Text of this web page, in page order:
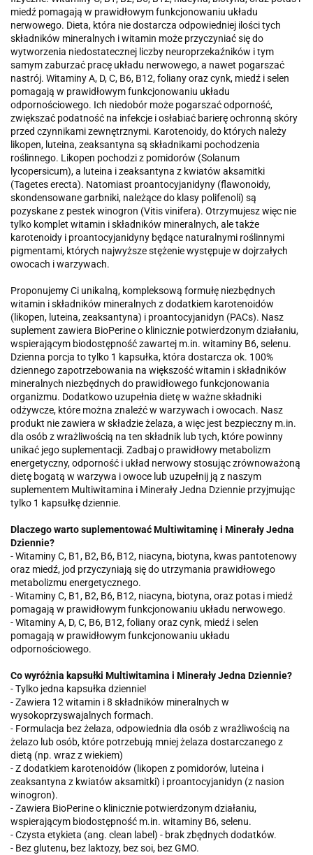
miedź pomagają w prawidłowym funkcjonowaniu układu
nerwowego. Dieta, która nie dostarcza odpowiedniej ilości tych
składników mineralnych i witamin może przyczyniać się do
wytworzenia niedostatecznej liczby neuroprzekaźników i tym
samym zaburzać pracę układu nerwowego, a nawet pogarszać
nastrój. Witaminy A, D, C, B6, B12, foliany oraz cynk, miedź i selen
pomagają w prawidłowym funkcjonowaniu układu
odpornościowego. Ich niedobór może pogarszać odporność,
zwiększać podatność na infekcje i osłabiać barierę ochronną skóry
przed czynnikami zewnętrznymi. Karotenoidy, do których należy
likopen, luteina, zeaksantyna są składnikami pochodzenia
roślinnego. Likopen pochodzi z pomidorów (Solanum
lycopersicum), a luteina i zeaksantyna z kwiatów aksamitki
(Tagetes erecta). Natomiast proantocyjanidyny (flawonoidy,
skondensowane garbniki, należące do klasy polifenoli) są
pozyskane z pestek winogron (Vitis vinifera). Otrzymujesz więc nie
tylko komplet witamin i składników mineralnych, ale także
karotenoidy i proantocyjanidyny będące naturalnymi roślinnymi
pigmentami, których najwyższe stężenie występuje w dojrzałych
owocach i warzywach.
Proponujemy Ci unikalną, kompleksową formułę niezbędnych
witamin i składników mineralnych z dodatkiem karotenoidów
(likopen, luteina, zeaksantyna) i proantocyjanidyn (PACs). Nasz
suplement zawiera BioPerine o klinicznie potwierdzonym działaniu,
wspierającym biodostępność zawartej m.in. witaminy B6, selenu.
Dzienna porcja to tylko 1 kapsułka, która dostarcza ok. 100%
dziennego zapotrzebowania na większość witamin i składników
mineralnych niezbędnych do prawidłowego funkcjonowania
organizmu. Dodatkowo uzupełnia dietę w ważne składniki
odżywcze, które można znaleźć w warzywach i owocach. Nasz
produkt nie zawiera w składzie żelaza, a więc jest bezpieczny m.in.
dla osób z wrażliwością na ten składnik lub tych, które powinny
unikać jego suplementacji. Zadbaj o prawidłowy metabolizm
energetyczny, odporność i układ nerwowy stosując zrównoważoną
dietę bogatą w warzywa i owoce lub uzupełnij ją z naszym
suplementem Multiwitamina i Minerały Jedna Dziennie przyjmując
tylko 1 kapsułkę dziennie.
Dlaczego warto suplementować Multiwitaminę i Minerały Jedna
Dziennie?
- Witaminy C, B1, B2, B6, B12, niacyna, biotyna, kwas pantotenowy
oraz miedź, jod przyczyniają się do utrzymania prawidłowego
metabolizmu energetycznego.
- Witaminy C, B1, B2, B6, B12, niacyna, biotyna, oraz potas i miedź
pomagają w prawidłowym funkcjonowaniu układu nerwowego.
- Witaminy A, D, C, B6, B12, foliany oraz cynk, miedź i selen
pomagają w prawidłowym funkcjonowaniu układu
odpornościowego.
Co wyróżnia kapsułki Multiwitamina i Minerały Jedna Dziennie?
- Tylko jedna kapsułka dziennie!
- Zawiera 12 witamin i 8 składników mineralnych w
wysokoprzyswajalnych formach.
- Formulacja bez żelaza, odpowiednia dla osób z wrażliwością na
żelazo lub osób, które potrzebują mniej żelaza dostarczanego z
dietą (np. wraz z wiekiem)
- Z dodatkiem karotenoidów (likopen z pomidorów, luteina i
zeaksantyna z kwiatów aksamitki) i proantocyjanidyn (z nasion
winogron).
- Zawiera BioPerine o klinicznie potwierdzonym działaniu,
wspierającym biodostępność m.in. witaminy B6, selenu.
- Czysta etykieta (ang. clean label) - brak zbędnych dodatków.
- Bez glutenu, bez laktozy, bez soi, bez GMO.